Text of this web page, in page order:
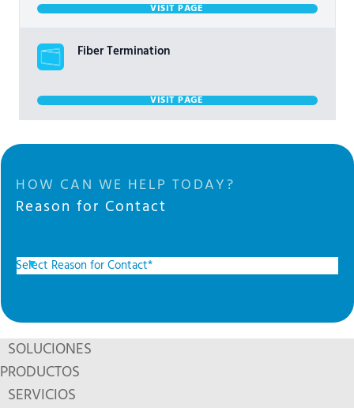
VISIT PAGE
Fiber Termination
VISIT PAGE
HOW CAN WE HELP TODAY?
Reason for Contact
SOLUCIONES
PRODUCTOS
SERVICIOS